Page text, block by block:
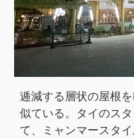
逓減する層状の屋根
似ている。タイのス
て、ミャンマースタ